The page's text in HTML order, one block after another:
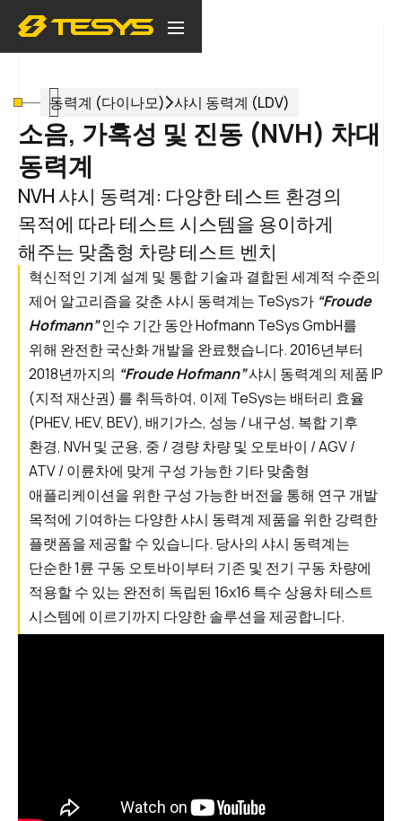
동력계 (다이나모) 샤시 동력계 (LDV)
소음, 가혹성 및 진동 (NVH) 차대
동력계
NVH 샤시 동력계: 다양한 테스트 환경의
목적에 따라 테스트 시스템을 용이하게
해주는 맞춤형 차량 테스트 벤치
혁신적인 기계 설계 및 통합 기술과 결합된 세계적 수준의
제어 알고리즘을 갖춘 샤시 동력계는 TeSys가 “Froude
Hofmann”인수 기간 동안 Hofmann TeSys GmbH를
위해 완전한 국산화 개발을 완료했습니다. 2016년부터
2018년까지의 “Froude Hofmann”샤시 동력계의 제품 IP
(지적 재산권) 를 취득하여, 이제 TeSys는 배터리 효율
(PHEV, HEV, BEV), 배기가스, 성능 / 내구성, 복합 기후
환경, NVH 및 군용, 중 / 경량 차량 및 오토바이 / AGV /
ATV / 이륜차에 맞게 구성 가능한 기타 맞춤형
애플리케이션을 위한 구성 가능한 버전을 통해 연구 개발
목적에 기여하는 다양한 샤시 동력계 제품을 위한 강력한
플랫폼을 제공할 수 있습니다. 당사의 샤시 동력계는
단순한 1륜 구동 오토바이부터 기존 및 전기 구동 차량에
적용할 수 있는 완전히 독립된 16x16 특수 상용차 테스트
시스템에 이르기까지 다양한 솔루션을 제공합니다.